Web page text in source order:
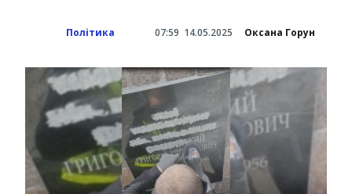
Політика 07:59 14.05.2025 Оксана Горун